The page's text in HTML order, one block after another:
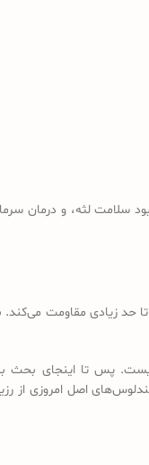
سلامت لثه، و درمان
تا حد زیادی مقاومت
پس تا اینجای